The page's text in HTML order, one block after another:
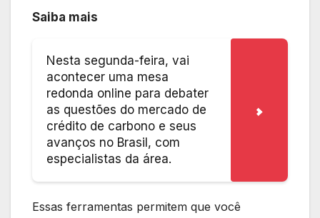
Saiba mais
Nesta segunda-feira, vai
acontecer uma mesa
redonda online para debater
as questões do mercado de
crédito de carbono e seus
avanços no Brasil, com
especialistas da área.
Essas ferramentas permitem que você